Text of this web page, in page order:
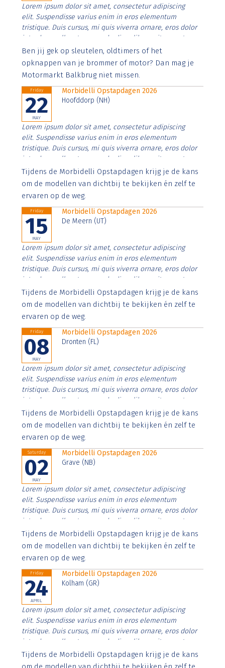
Lorem ipsum dolor sit amet, consectetur adipiscing
elit. Suspendisse varius enim in eros elementum
tristique. Duis cursus, mi quis viverra ornare, eros dolor
interdum nulla, ut commodo diam libero vitae erat.
Aenean faucibus nibh et justo cursus id rutrum lorem
imperdiet. Nunc ut sem vitae risus tristique posuere.
Ben jij gek op sleutelen, oldtimers of het
opknappen van je brommer of motor? Dan mag je
Motormarkt Balkbrug niet missen.
Friday
22
MAY
Morbidelli Opstapdagen 2026
Hoofddorp (NH)
Lorem ipsum dolor sit amet, consectetur adipiscing
elit. Suspendisse varius enim in eros elementum
tristique. Duis cursus, mi quis viverra ornare, eros dolor
interdum nulla, ut commodo diam libero vitae erat.
Aenean faucibus nibh et justo cursus id rutrum lorem
imperdiet. Nunc ut sem vitae risus tristique posuere.
Tijdens de Morbidelli Opstapdagen krijg je de kans
om de modellen van dichtbij te bekijken én zelf te
ervaren op de weg.
Friday
15
MAY
Morbidelli Opstapdagen 2026
De Meern (UT)
Lorem ipsum dolor sit amet, consectetur adipiscing
elit. Suspendisse varius enim in eros elementum
tristique. Duis cursus, mi quis viverra ornare, eros dolor
interdum nulla, ut commodo diam libero vitae erat.
Aenean faucibus nibh et justo cursus id rutrum lorem
imperdiet. Nunc ut sem vitae risus tristique posuere.
Tijdens de Morbidelli Opstapdagen krijg je de kans
om de modellen van dichtbij te bekijken én zelf te
ervaren op de weg.
Friday
08
MAY
Morbidelli Opstapdagen 2026
Dronten (FL)
Lorem ipsum dolor sit amet, consectetur adipiscing
elit. Suspendisse varius enim in eros elementum
tristique. Duis cursus, mi quis viverra ornare, eros dolor
interdum nulla, ut commodo diam libero vitae erat.
Aenean faucibus nibh et justo cursus id rutrum lorem
imperdiet. Nunc ut sem vitae risus tristique posuere.
Tijdens de Morbidelli Opstapdagen krijg je de kans
om de modellen van dichtbij te bekijken én zelf te
ervaren op de weg.
Saturday
02
MAY
Morbidelli Opstapdagen 2026
Grave (NB)
Lorem ipsum dolor sit amet, consectetur adipiscing
elit. Suspendisse varius enim in eros elementum
tristique. Duis cursus, mi quis viverra ornare, eros dolor
interdum nulla, ut commodo diam libero vitae erat.
Aenean faucibus nibh et justo cursus id rutrum lorem
imperdiet. Nunc ut sem vitae risus tristique posuere.
Tijdens de Morbidelli Opstapdagen krijg je de kans
om de modellen van dichtbij te bekijken én zelf te
ervaren op de weg.
Friday
24
APRIL
Morbidelli Opstapdagen 2026
Kolham (GR)
Lorem ipsum dolor sit amet, consectetur adipiscing
elit. Suspendisse varius enim in eros elementum
tristique. Duis cursus, mi quis viverra ornare, eros dolor
interdum nulla, ut commodo diam libero vitae erat.
Aenean faucibus nibh et justo cursus id rutrum lorem
imperdiet. Nunc ut sem vitae risus tristique posuere.
Tijdens de Morbidelli Opstapdagen krijg je de kans